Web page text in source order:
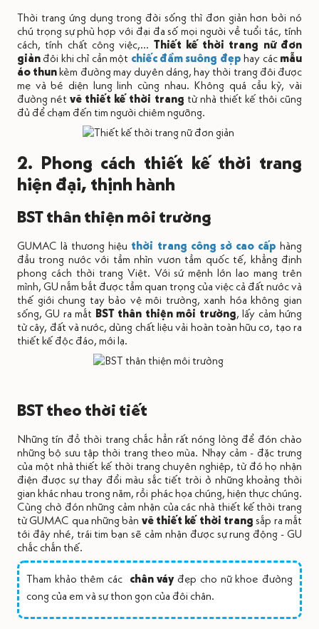
Thời trang ứng dụng trong đời sống thì đơn giản hơn bởi nó
chú trọng sự phù hợp với đại đa số mọi người về tuổi tác, tính
cách, tính chất công việc,... Thiết kế thời trang nữ đơn
giảnđôi khi chỉ cần một chiếc đầm suông đẹp hay các mẫu
áo thunkèm đường may duyên dáng, hay thời trang đôi được
mẹ và bé diện lung linh cùng nhau. Không quá cầu kỳ, vài
đường nétvẽ thiết kế thời trang từ nhà thiết kế thôi cũng
đủ để chạm đến tim người chiêm ngưỡng.
2. Phong cách thiết kế thời trang
hiện đại, thịnh hành
BST thân thiện môi trường
GUMAC là thương hiệu thời trang công sở cao cấp hàng
đầu trong nước với tầm nhìn vươn tầm quốc tế, khẳng định
phong cách thời trang Việt. Với sứ mệnh lớn lao mang trên
mình, GU nắm bắt được tầm quan trọng của việc cả đất nước và
thế giới chung tay bảo vệ môi trường, xanh hóa không gian
sống, GU ra mắt BST thân thiện môi trường, lấy cảm hứng
từ cây, đất và nước, dùng chất liệu vải hoàn toàn hữu cơ, tạo ra
thiết kế độc đáo, mới lạ.
BST theo thời tiết
Những tín đồ thời trang chắc hẳn rất nóng lòng để đón chào
những bộ sưu tập thời trang theo mùa. Nhạy cảm - đặc trưng
của một nhà thiết kế thời trang chuyên nghiệp, từ đó họ nhận
điện được sự thay đổi màu sắc tiết trời ở những khoảng thời
gian khác nhau trong năm, rồi phác họa chúng, hiện thực chúng.
Cùng chờ đón những cảm nhận của các nhà thiết kế thời trang
từ GUMAC qua những bản vẽ thiết kế thời trangsắp ra mắt
tới đây nhé, trái tim bạn sẽ cảm nhận được sự rung động - GU
chắc chắn thế.
Tham khảo thêm các chân váyđẹp cho nữ khoe đường
cong của em và sự thon gọn của đôi chân.